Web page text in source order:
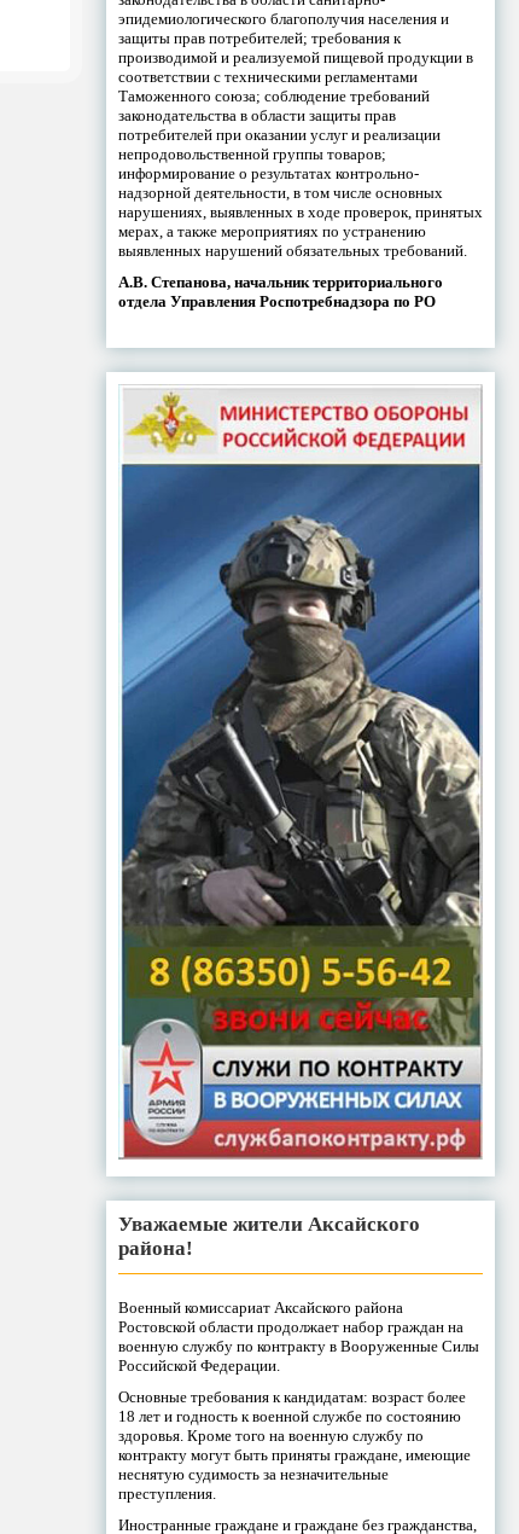
эпидемиологического благополучия населения и
защиты прав потребителей; требования к
производимой и реализуемой пищевой продукции в
соответствии с техническими регламентами
Таможенного союза; соблюдение требований
законодательства в области защиты прав
потребителей при оказании услуг и реализации
непродовольственной группы товаров;
информирование о результатах контрольно-
надзорной деятельности, в том числе основных
нарушениях, выявленных в ходе проверок, принятых
мерах, а также мероприятиях по устранению
выявленных нарушений обязательных требований.
А.В. Степанова, начальник территориального
отдела Управления Роспотребнадзора по РО
Уважаемые жители Аксайского
района!
Военный комиссариат Аксайского района
Ростовской области продолжает набор граждан на
военную службу по контракту в Вооруженные Силы
Российской Федерации.
Основные требования к кандидатам: возраст более
18 лет и годность к военной службе по состоянию
здоровья. Кроме того на военную службу по
контракту могут быть приняты граждане, имеющие
неснятую судимость за незначительные
преступления.
Иностранные граждане и граждане без гражданства,